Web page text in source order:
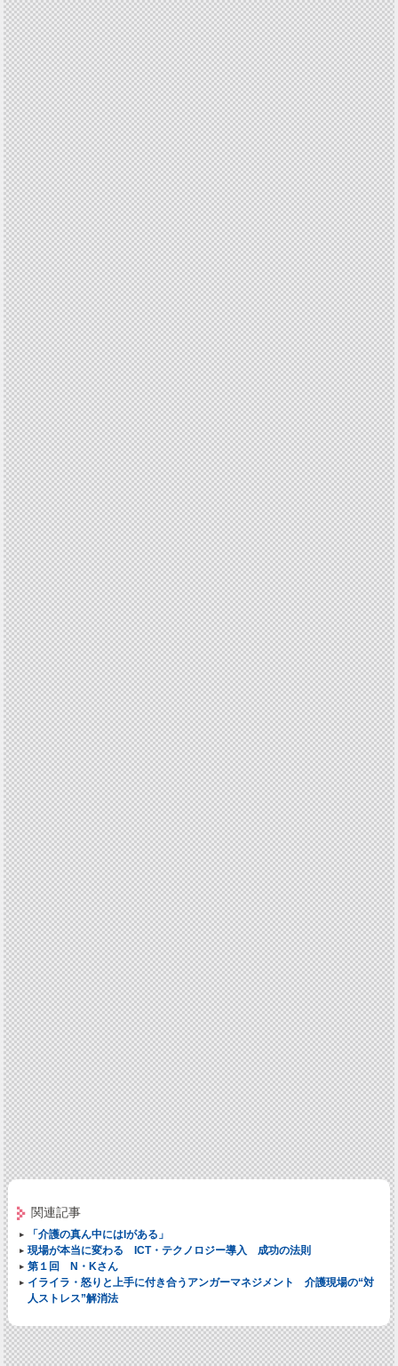
関連記事
「介護の真ん中にはIがある」
現場が本当に変わる ICT・テクノロジー導入 成功の法則
第１回 N・Kさん
イライラ・怒りと上手に付き合うアンガーマネジメント 介護現場の“対
人ストレス”解消法